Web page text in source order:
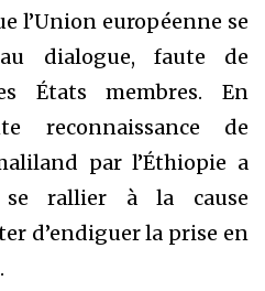
l’Union européenne se
dialogue, faute de
États membres. En
reconnaissance de
par l’Éthiopie a
se rallier à la cause
d’endiguer la prise en